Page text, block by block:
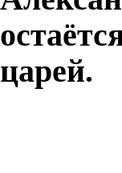
царей.